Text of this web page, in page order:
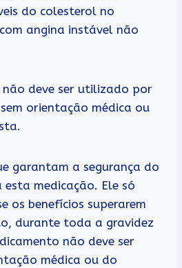
do colesterol no
angina instável não
não deve ser utilizado por
orientação médica ou
garantam a segurança do
medicação. Ele só
os benefícios superarem
durante toda a gravidez
não deve ser
médica ou do